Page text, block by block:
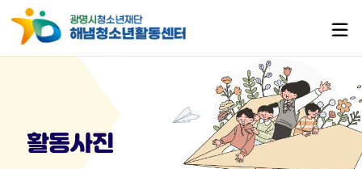
활동사진